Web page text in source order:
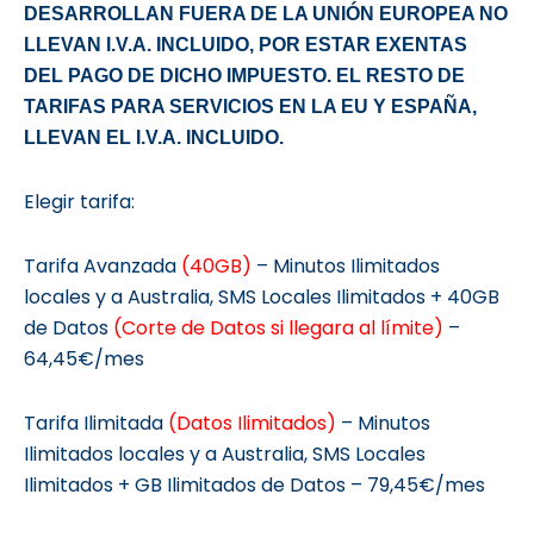
DESARROLLAN FUERA DE LA UNIÓN EUROPEA NO
LLEVAN I.V.A. INCLUIDO, POR ESTAR EXENTAS
DEL PAGO DE DICHO IMPUESTO. EL RESTO DE
TARIFAS PARA SERVICIOS EN LA EU Y ESPAÑA,
LLEVAN EL I.V.A. INCLUIDO.
Elegir tarifa:
Tarifa Avanzada (40GB) – Minutos Ilimitados
locales y a Australia, SMS Locales Ilimitados + 40GB
de Datos (Corte de Datos si llegara al límite) –
64,45€/mes
Tarifa Ilimitada (Datos Ilimitados) – Minutos
Ilimitados locales y a Australia, SMS Locales
Ilimitados + GB Ilimitados de Datos – 79,45€/mes